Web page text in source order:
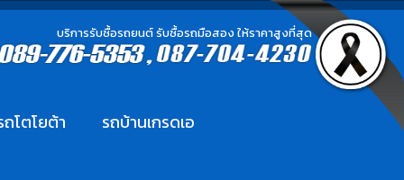
บริการรับซื้อรถยนต์ รับซื้อรถมือสอง ให้ราคาสูงที่สุด
โตโยต้า รถบ้านเกรดเอ